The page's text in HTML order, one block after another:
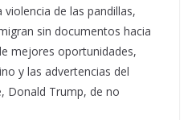
de las pandillas,
sin documentos hacia
mejores oportunidades,
y las advertencias del
Donald Trump, de no